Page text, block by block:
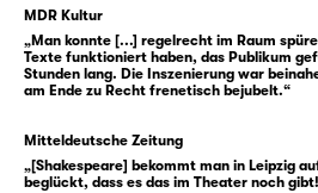
zugleich —, haben sie alte
Herrschaft überlebt,
Verlust und vom Danach.
ihm in den Weg stellen.
Glosters Fall.
MDR Kultur
„Man konnte [...] regelrecht im Raum
Texte funktioniert haben, das Publikum
Stunden lang. Die Inszenierung war
am Ende zu Recht frenetisch bejubelt.“
Mitteldeutsche Zeitung
„[Shakespeare] bekommt man in Leipzig
beglückt, dass es das im Theater noch